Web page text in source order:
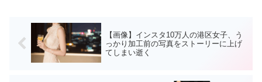
【画像】インスタ10万人の港区女子、う
っかり加工前の写真をストーリーに上げ
てしまい逝く